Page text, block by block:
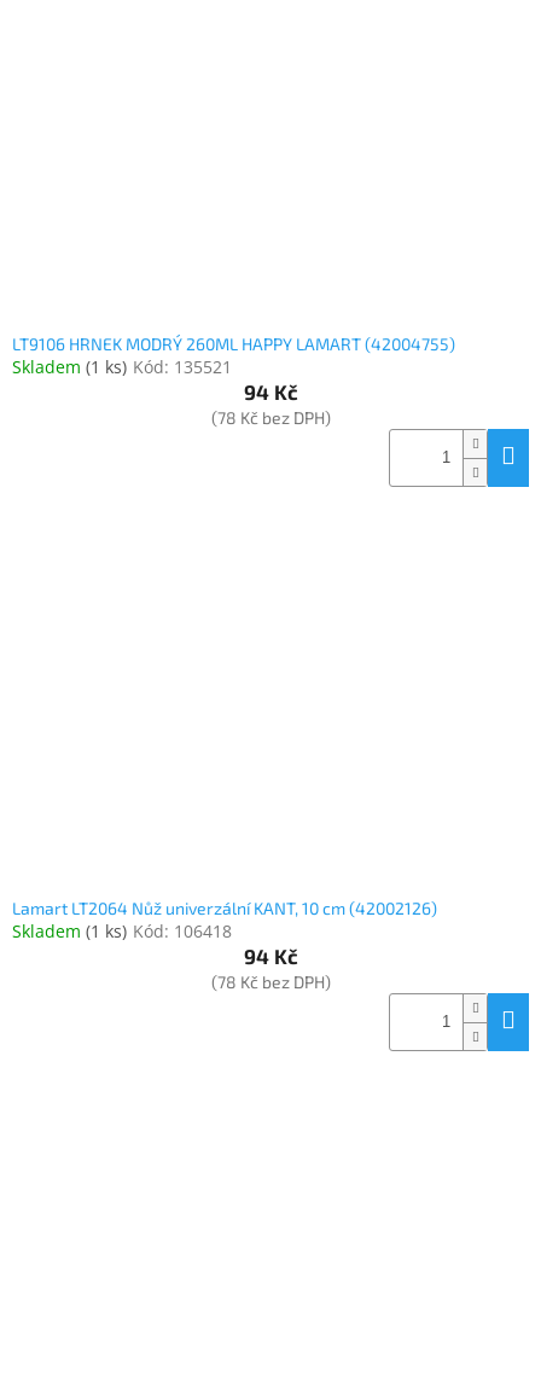
LT9106 HRNEK MODRÝ 260ML HAPPY LAMART (42004755)
Skladem (1 ks) Kód: 135521
94 Kč
(78 Kč bez DPH)
Lamart LT2064 Nůž univerzální KANT, 10 cm (42002126)
Skladem (1 ks) Kód: 106418
94 Kč
(78 Kč bez DPH)